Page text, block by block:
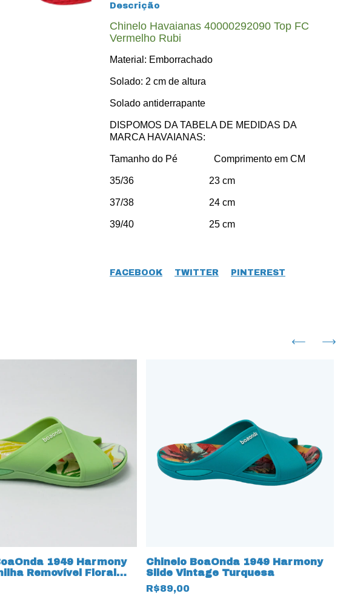
Descrição
Chinelo Havaianas 40000292090 Top FC
Vermelho Rubi
Material: Emborrachado
Solado: 2 cm de altura
Solado antiderrapante
DISPOMOS DA TABELA DE MEDIDAS DA
MARCA HAVAIANAS:
Tamanho do Pé Comprimento em CM
35/36 23 cm
37/38 24 cm
39/40 25 cm
FACEBOOK TWITTER PINTEREST
1949 Harmony
Removível Floral
Chinelo BoaOnda 1949 Harmony
Slide Vintage Turquesa
R$89,00